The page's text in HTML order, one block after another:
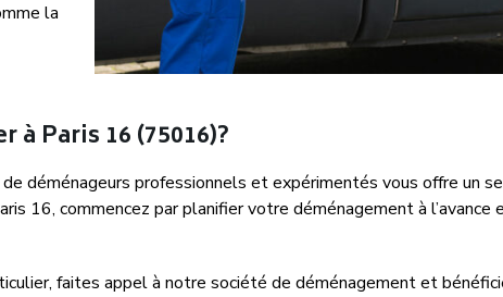
la
Paris 16 (75016)?
déménageurs professionnels et expérimentés vous offre un
16, commencez par planifier votre déménagement à
faites appel à notre société de déménagement et